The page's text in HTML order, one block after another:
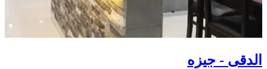
الدقى - جيزه